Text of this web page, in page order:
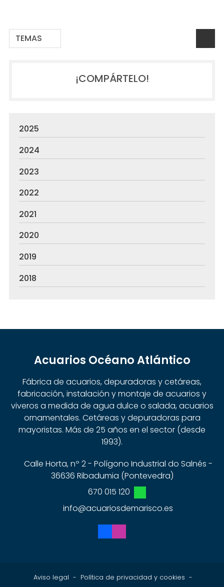
TEMAS
¡COMPÁRTELO!
2025
2024
2023
2022
2021
2020
2019
2018
Acuarios Océano Atlántico
Fábrica de acuarios, depuradoras y cetáreas,
fabricación, instalación y montaje de acuarios y
viveros a medida de agua dulce o salada, acuarios
ornamentales. Cetáreas y depuradoras para
mayoristas. Más de 25 años en el sector (desde
1993).
Calle Horta, nº 2 - Polígono Industrial do Salnés -
36636 Ribadumia (Pontevedra)
670 015 120
info@acuariosdemarisco.es
Aviso legal - Política de privacidad y cookies -